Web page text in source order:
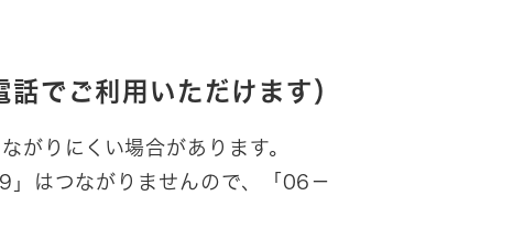
ご利用いただけます）
がりにくい場合があります。
はつながりませんので、「06－